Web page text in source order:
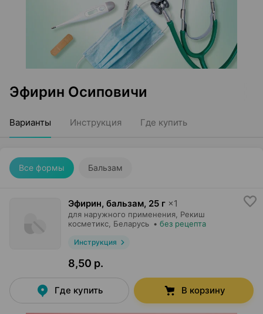
Эфирин Осиповичи
Варианты Инструкция Где купить
Все формы Бальзам
Эфирин, бальзам, 25 г ×1
для наружного применения, Рекиш
косметикс , Беларусь • без рецепта
Инструкция
8,50 р.
Где купить В корзину